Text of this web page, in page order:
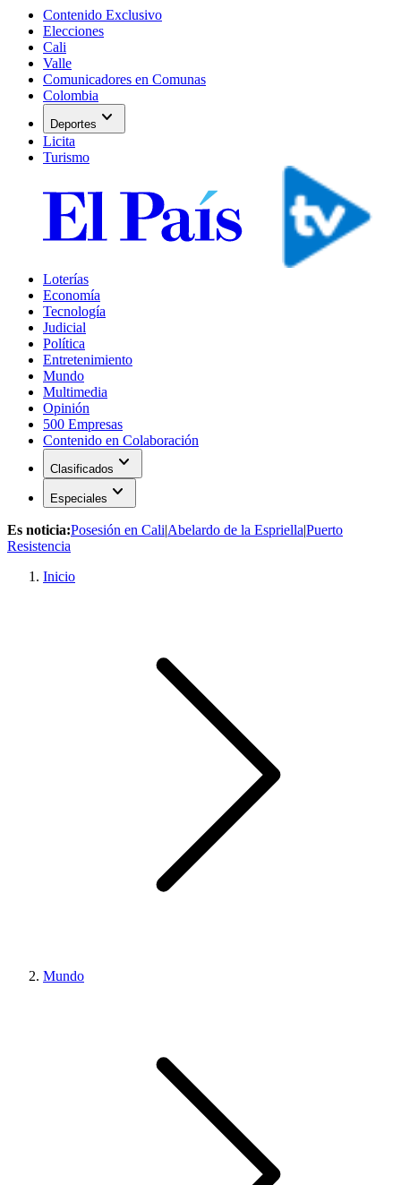
Contenido Exclusivo
Elecciones
Cali
Valle
Comunicadores en Comunas
Colombia
Deportes expand_more
Licita
Turismo
Loterías
Economía
Tecnología
Judicial
Política
Entretenimiento
Mundo
Multimedia
Opinión
500 Empresas
Contenido en Colaboración
Clasificados expand_more
Especiales expand_more
Es noticia:Posesión en Cali|Abelardo de la Espriella|Puerto
Resistencia
Inicio
Mundo